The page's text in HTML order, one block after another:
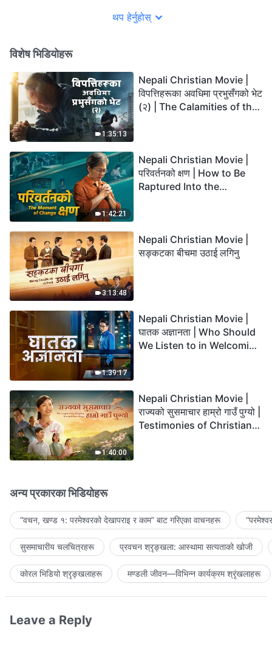
थप हेर्नुहोस्
विशेष भिडियोहरू
1:35:13
Nepali Christian Movie |
विपत्तिहरूका अवधिमा प्रभुसँगको भेट
(२) | The Calamities of the
1:42:21
Nepali Christian Movie |
परिवर्तनको क्षण | How to Be
Raptured Into the
3:13:48
Nepali Christian Movie |
सङ्कटका बीचमा उठाई लगिनु
1:39:17
Nepali Christian Movie |
घातक अज्ञानता | Who Should
We Listen to in Welcoming
1:40:00
Nepali Christian Movie |
राज्यको सुसमाचार हाम्रो गाउँ पुग्यो |
Testimonies of Christians
अन्य प्रकारका भिडियोहरू
“वचन, खण्ड १: परमेश्‍वरको देखापराइ र काम” बाट गरिएका वाचनहरू
सुसमाचारीय चलचित्रहरू प्रवचन श्रृङ्खला: आस्थामा सत्यताको खोजी
कोरल भिडियो श्रृङ्खलाहरू मण्डली जीवन—विभिन्‍न कार्यक्रम श्रृंखलाहरू
Leave a Reply